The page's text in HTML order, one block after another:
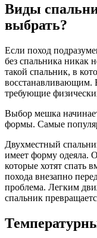
Виды
выбрать?
Если поход
без спальника никак
такой спальник, в
восстанавливающим.
требующие
Выбор мешка
формы. Самые
Двухместный
имеет форму одеяла.
которые хотят спать
похода внезапно
проблема. Легким
спальник